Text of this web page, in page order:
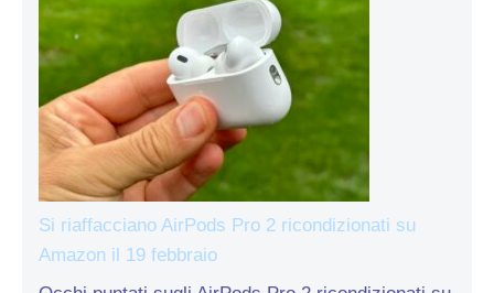
Si riaffacciano AirPods Pro 2 ricondizionati su
Amazon il 19 febbraio